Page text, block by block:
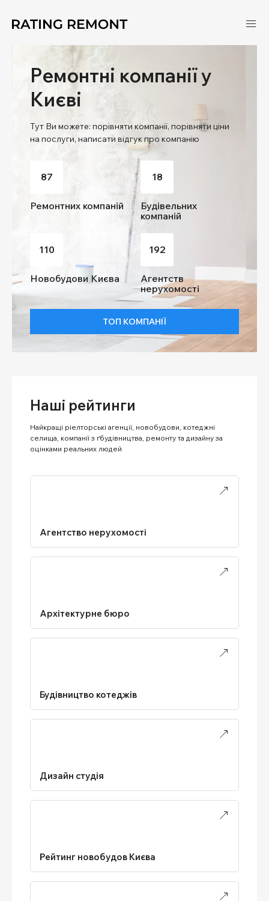
Ремонтні компанії у
Києві
Тут Ви можете: порівняти компанії, порівняти ціни
на послуги, написати відгук про компанію
87
Ремонтних компаній
18
Будівельних
компаній
110
Новобудови Києва
192
Агентств
нерухомості
ТОП КОМПАНІЇ
Наші рейтинги
Найкращі ріелторські агенції, новобудови, котеджні
селища, компанії з ґбудівництва, ремонту та дизайну за
оцінками реальних людей
Агентство нерухомості
Архітектурне бюро
Будівництво котеджів
Дизайн студія
Рейтинг новобудов Києва